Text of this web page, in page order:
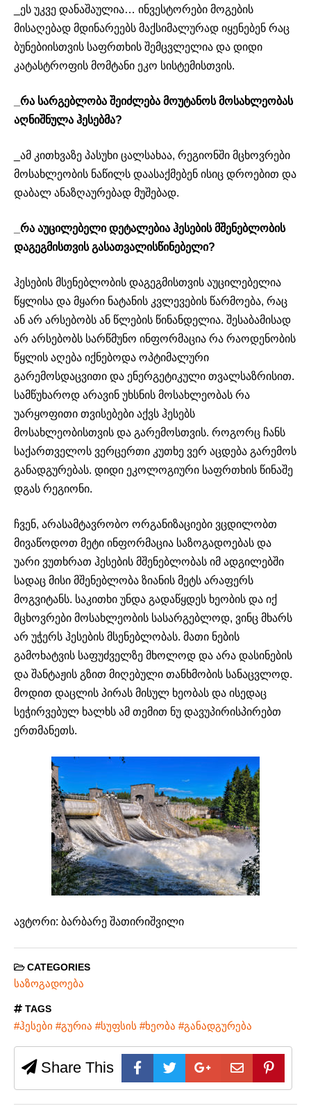
_ეს უკვე დანაშაულია… ინვესტორები მოგების
მისაღებად მდინარეებს მაქსიმალურად იყენებენ რაც
ბუნებიისთვის საფრთხის შემცვლელია და დიდი
კატასტროფის მომტანი ეკო სისტემისთვის.
_რა სარგებლობა შეიძლება მოუტანოს მოსახლეობას
აღნიშნულა ჰესებმა?
_ამ კითხვაზე პასუხი ცალსახაა, რეგიონში მცხოვრები
მოსახლეობის ნაწილს დაასაქმებენ ისიც დროებით და
დაბალ ანაზღაურებად მუშებად.
_რა აუცილებელი დეტალებია ჰესების მშენებლობის
დაგეგმისთვის გასათვალისწინებელი?
ჰესების მსენებლობის დაგეგმისთვის აუცილებელია
წყლისა და მყარი ნატანის კვლევების წარმოება, რაც
ან არ არსებობს ან წლების წინანდელია. შესაბამისად
არ არსებობს სარწმუნო ინფორმაცია რა რაოდენობის
წყლის აღება იქნებოდა ოპტიმალური
გარემოსდაცვითი და ენერგეტიკული თვალსაზრისით.
სამწუხაროდ არავინ უხსნის მოსახლეობას რა
უარყოფითი თვისებები აქვს ჰესებს
მოსახლეობისთვის და გარემოსთვის. როგორც ჩანს
საქართველოს ვერცერთი კუთხე ვერ აცდება გარემოს
განადგურებას. დიდი ეკოლოგიური საფრთხის წინაშე
დგას რეგიონი.
ჩვენ, არასამტავრობო ორგანიზაციები ვცდილობთ
მივაწოდოთ მეტი ინფორმაცია საზოგადოებას და
უარი ვუთხრათ ჰესების მშენებლობას იმ ადგილებში
სადაც მისი მშენებლობა ზიანის მეტს არაფერს
მოგვიტანს. საკითხი უნდა გადაწყდეს ხეობის და იქ
მცხოვრები მოსახლეობის სასარგებლოდ, ვინც მხარს
არ უჭერს ჰესების მსენებლობას. მათი ნების
გამოხატვის საფუძველზე მხოლოდ და არა დასინების
და შანტაჟის გზით მიღებული თანხმობის სანაცვლოდ.
მოდით დაცლის პირას მისულ ხეობას და ისედაც
სეჭირვებულ ხალხს ამ თემით ნუ დავუპირისპირებთ
ერთმანეთს.
ავტორი: ბარბარე შათირიშვილი
CATEGORIES
საზოგადოება
TAGS
#ჰესები #გურია #სუფსის #ხეობა #განადგურება
Share This